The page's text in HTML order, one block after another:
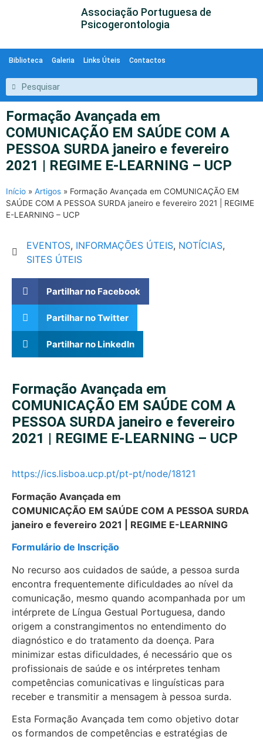
Associação Portuguesa de
Psicogerontologia
Biblioteca Galeria Links Úteis Contactos
Formação Avançada em
COMUNICAÇÃO EM SAÚDE COM A
PESSOA SURDA janeiro e fevereiro
2021 | REGIME E-LEARNING – UCP
Início » Artigos » Formação Avançada em COMUNICAÇÃO EM
SAÚDE COM A PESSOA SURDA janeiro e fevereiro 2021 | REGIME
E-LEARNING – UCP
EVENTOS, INFORMAÇÕES ÚTEIS, NOTÍCIAS,
SITES ÚTEIS
Partilhar no Facebook
Partilhar no Twitter
Partilhar no LinkedIn
Formação Avançada em
COMUNICAÇÃO EM SAÚDE COM A
PESSOA SURDA janeiro e fevereiro
2021 | REGIME E-LEARNING – UCP
https://ics.lisboa.ucp.pt/pt-pt/node/18121
Formação Avançada em
COMUNICAÇÃO EM SAÚDE COM A PESSOA SURDA
janeiro e fevereiro 2021 | REGIME E-LEARNING
Formulário de Inscrição
No recurso aos cuidados de saúde, a pessoa surda
encontra frequentemente dificuldades ao nível da
comunicação, mesmo quando acompanhada por um
intérprete de Língua Gestual Portuguesa, dando
origem a constrangimentos no entendimento do
diagnóstico e do tratamento da doença. Para
minimizar estas dificuldades, é necessário que os
profissionais de saúde e os intérpretes tenham
competências comunicativas e linguísticas para
receber e transmitir a mensagem à pessoa surda.
Esta Formação Avançada tem como objetivo dotar
os formandos de competências e estratégias de